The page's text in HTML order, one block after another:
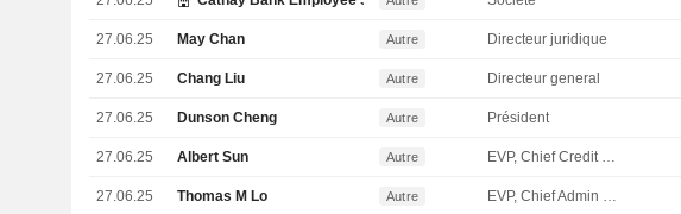
27.06.25 May Chan Autre Directeur juridique
27.06.25 Chang Liu Autre Directeur general
27.06.25 Dunson Cheng Autre Président
27.06.25 Albert Sun Autre EVP, Chief Credit Officer
27.06.25 Thomas M Lo Autre EVP, Chief Admin Officer